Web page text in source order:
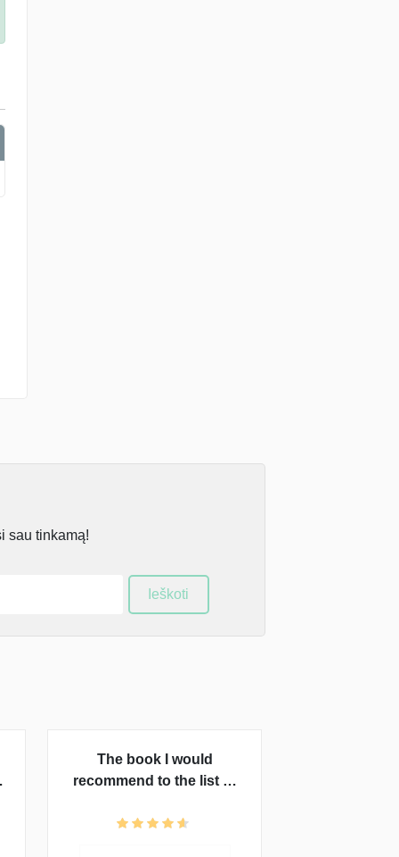
sau tinkamą!
Ieškoti
The book I would
recommend to the list of
teenagers